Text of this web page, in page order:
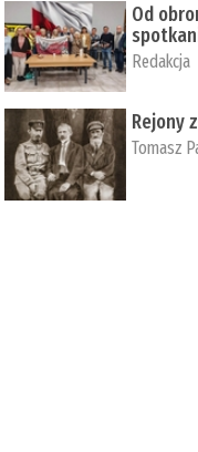
Od
Redakcja
Rejony
Tomasz